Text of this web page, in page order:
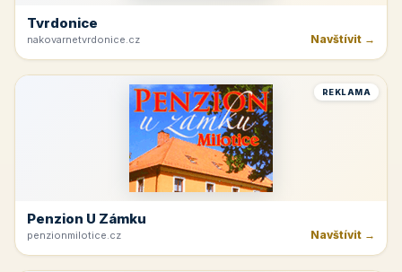
Tvrdonice
nakovarnetvrdonice.cz Navštívit →
REKLAMA
Penzion U Zámku
penzionmilotice.cz Navštívit →